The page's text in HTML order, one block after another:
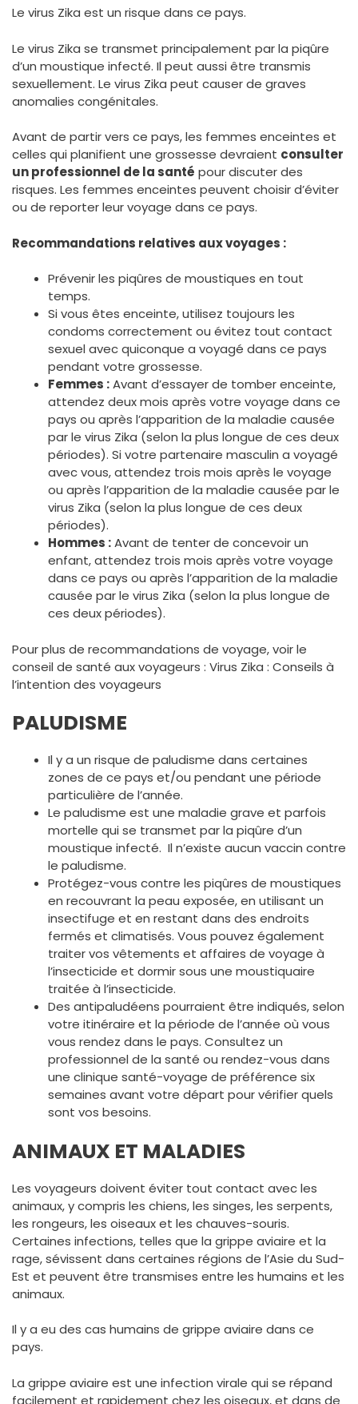
Le virus Zika est un risque dans ce pays.
Le virus Zika se transmet principalement par la piqûre
d’un moustique infecté. Il peut aussi être transmis
sexuellement. Le virus Zika peut causer de graves
anomalies congénitales.
Avant de partir vers ce pays, les femmes enceintes et
celles qui planifient une grossesse devraient consulter
un professionnel de la santé pour discuter des
risques. Les femmes enceintes peuvent choisir d’éviter
ou de reporter leur voyage dans ce pays.
Recommandations relatives aux voyages :
Prévenir les piqûres de moustiques en tout
temps.
Si vous êtes enceinte, utilisez toujours les
condoms correctement ou évitez tout contact
sexuel avec quiconque a voyagé dans ce pays
pendant votre grossesse.
Femmes :Avant d’essayer de tomber enceinte,
attendez deux mois après votre voyage dans ce
pays ou après l’apparition de la maladie causée
par le virus Zika (selon la plus longue de ces deux
périodes). Si votre partenaire masculin a voyagé
avec vous, attendez trois mois après le voyage
ou après l’apparition de la maladie causée par le
virus Zika (selon la plus longue de ces deux
périodes).
Hommes :Avant de tenter de concevoir un
enfant, attendez trois mois après votre voyage
dans ce pays ou après l’apparition de la maladie
causée par le virus Zika (selon la plus longue de
ces deux périodes).
Pour plus de recommandations de voyage, voir le
conseil de santé aux voyageurs : Virus Zika : Conseils à
l’intention des voyageurs
PALUDISME
Il y a un risque de paludisme dans certaines
zones de ce pays et/ou pendant une période
particulière de l’année.
Le paludisme est une maladie grave et parfois
mortelle qui se transmet par la piqûre d’un
moustique infecté. Il n’existe aucun vaccin contre
le paludisme.
Protégez-vous contre les piqûres de moustiques
en recouvrant la peau exposée, en utilisant un
insectifuge et en restant dans des endroits
fermés et climatisés. Vous pouvez également
traiter vos vêtements et affaires de voyage à
l’insecticide et dormir sous une moustiquaire
traitée à l’insecticide.
Des antipaludéens pourraient être indiqués, selon
votre itinéraire et la période de l’année où vous
vous rendez dans le pays. Consultez un
professionnel de la santé ou rendez-vous dans
une clinique santé-voyage de préférence six
semaines avant votre départ pour vérifier quels
sont vos besoins.
ANIMAUX ET MALADIES
Les voyageurs doivent éviter tout contact avec les
animaux, y compris les chiens, les singes, les serpents,
les rongeurs, les oiseaux et les chauves-souris.
Certaines infections, telles que la grippe aviaire et la
rage, sévissent dans certaines régions de l’Asie du Sud-
Est et peuvent être transmises entre les humains et les
animaux.
Il y a eu des cas humains de grippe aviaire dans ce
pays.
La grippe aviaire est une infection virale qui se répand
facilement et rapidement chez les oiseaux, et dans de